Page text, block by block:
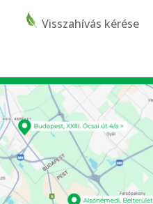
Visszahívás kérése